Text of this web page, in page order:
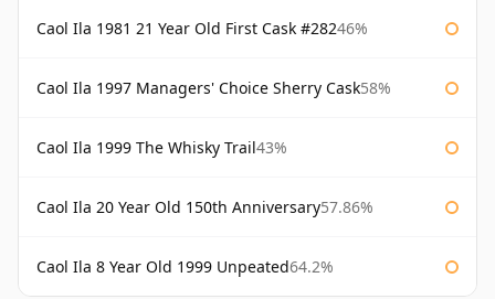
Caol Ila 1981 21 Year Old First Cask #28246%
Caol Ila 1997 Managers' Choice Sherry Cask58%
Caol Ila 1999 The Whisky Trail43%
Caol Ila 20 Year Old 150th Anniversary57.86%
Caol Ila 8 Year Old 1999 Unpeated64.2%